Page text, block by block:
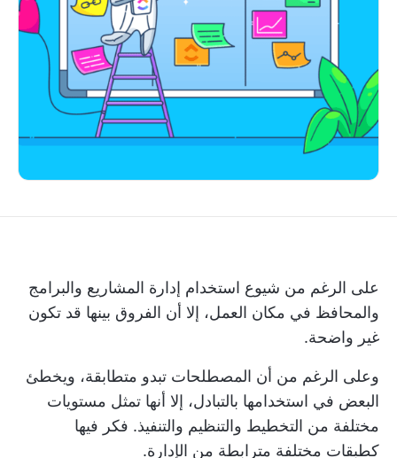
على الرغم من شيوع استخدام إدارة المشاريع والبرامج
والمحافظ في مكان العمل، إلا أن الفروق بينها قد تكون
غير واضحة.
وعلى الرغم من أن المصطلحات تبدو متطابقة، ويخطئ
البعض في استخدامها بالتبادل، إلا أنها تمثل مستويات
مختلفة من التخطيط والتنظيم والتنفيذ. فكر فيها
كطبقات مختلفة مترابطة من الإدارة.